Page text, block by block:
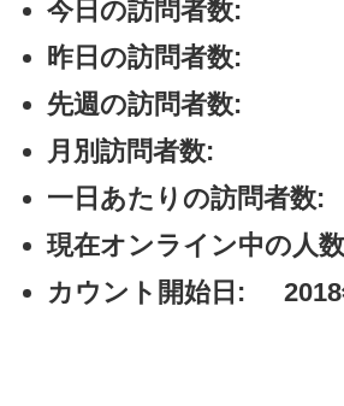
今日の訪問者数:
昨日の訪問者数:
先週の訪問者数:
月別訪問者数:
一日あたりの訪問者数:
現在オンライン中の人
カウント開始日: